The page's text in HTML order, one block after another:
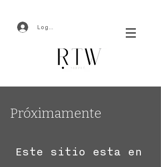
Log In
Próximamente
Este sitio esta en